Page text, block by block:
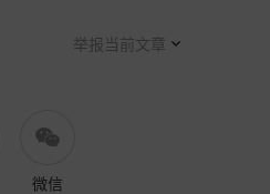
举报当前文章
微信